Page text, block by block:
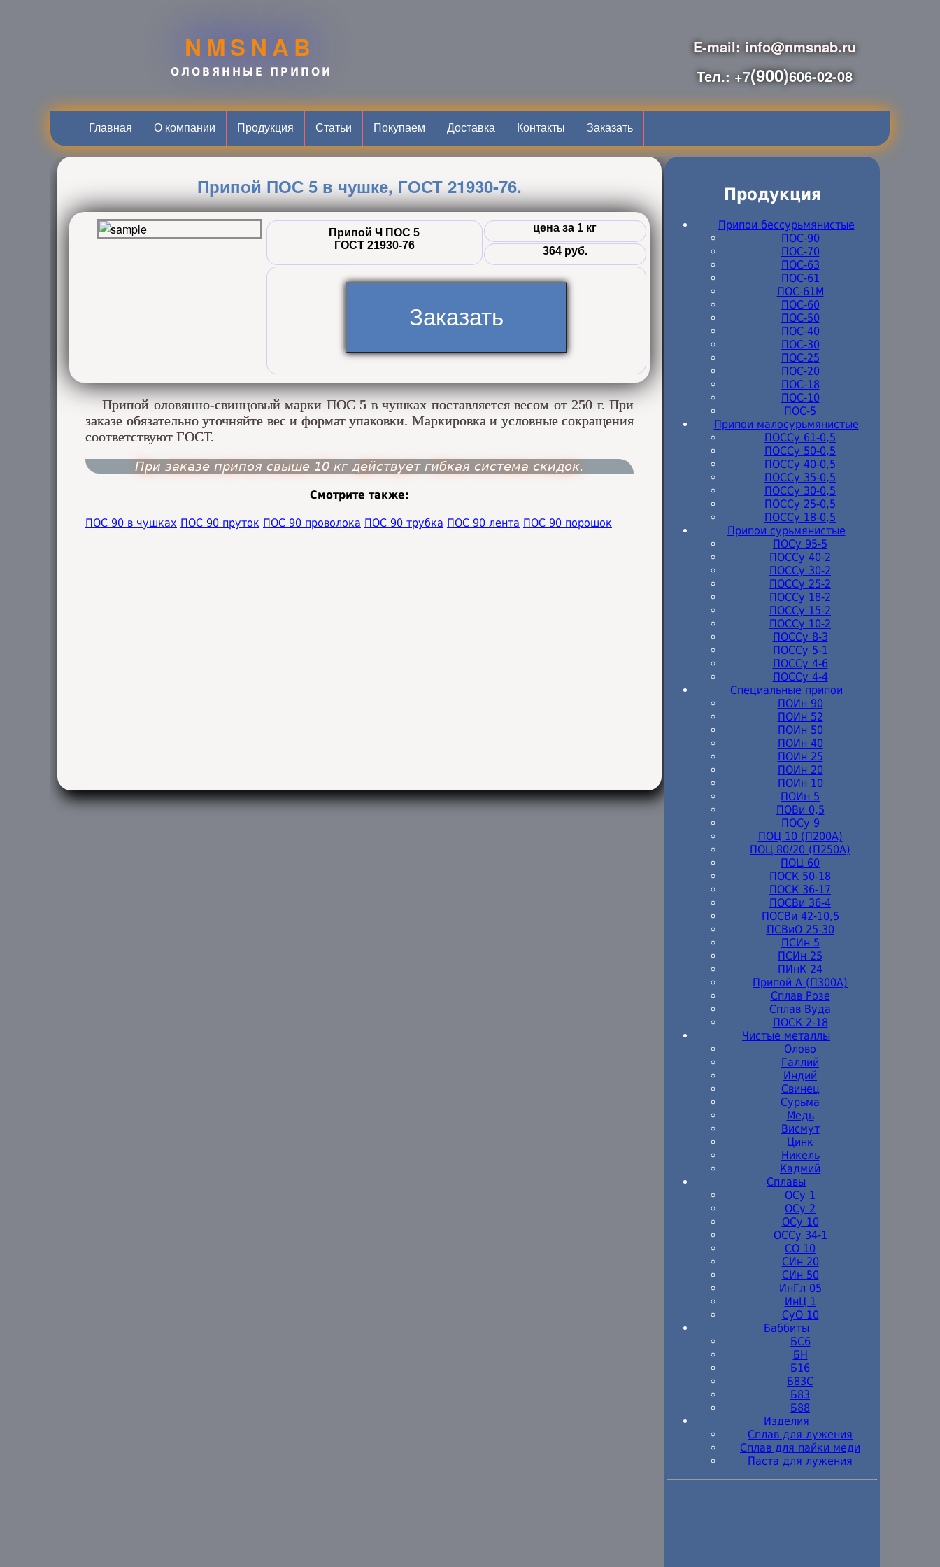
NMSNAB
ОЛОВЯННЫЕ ПРИПОИ
E-mail: info@nmsnab.ru
Тел.: +7(900)606-02-08
Главная О компании Продукция Статьи Покупаем Доставка Контакты Заказать
Продукция
Припои бессурьмянистые
ПОС-90
ПОС-70
ПОС-63
ПОС-61
ПОС-61M
ПОС-60
ПОС-50
ПОС-40
ПОС-30
ПОС-25
ПОС-20
ПОС-18
ПОС-10
ПОС-5
Припои малосурьмянистые
ПОССу 61-0,5
ПОССу 50-0,5
ПОССу 40-0,5
ПОССу 35-0,5
ПОССу 30-0,5
ПОССу 25-0,5
ПОССу 18-0,5
Припои сурьмянистые
ПОСу 95-5
ПОССу 40-2
ПОССу 30-2
ПОССу 25-2
ПОССу 18-2
ПОССу 15-2
ПОССу 10-2
ПОССу 8-3
ПОССу 5-1
ПОССу 4-6
ПОССу 4-4
Специальные припои
ПОИн 90
ПОИн 52
ПОИн 50
ПОИн 40
ПОИн 25
ПОИн 20
ПОИн 10
ПОИн 5
ПОВи 0,5
ПОСу 9
ПОЦ 10 (П200А)
ПОЦ 80/20 (П250А)
ПОЦ 60
ПОСК 50-18
ПОСК 36-17
ПОСВи 36-4
ПОСВи 42-10,5
ПСВиО 25-30
ПСИн 5
ПСИн 25
ПИнК 24
Припой А (П300А)
Сплав Розе
Сплав Вуда
ПОСК 2-18
Чистые металлы
Олово
Галлий
Индий
Свинец
Сурьма
Медь
Висмут
Цинк
Никель
Кадмий
Сплавы
ОСу 1
ОСу 2
ОСу 10
ОССу 34-1
СО 10
СИн 20
СИн 50
ИнГл 05
ИнЦ 1
СуО 10
Баббиты
БС6
БН
Б16
Б83С
Б83
Б88
Изделия
Сплав для лужения
Сплав для пайки меди
Паста для лужения
Припой ПОС 5 в чушке, ГОСТ 21930-76.
Припой Ч ПОС 5
ГОСТ 21930-76
цена за 1 кг
364 руб.
Припой оловянно-свинцовый марки ПОС 5 в чушках поставляется весом от 250 г. При
заказе обязательно уточняйте вес и формат упаковки. Маркировка и условные сокращения
соответствуют ГОСТ.
При заказе припоя свыше 10 кг действует гибкая система скидок.
Смотрите также:
ПОС 90 в чушках ПОС 90 пруток ПОС 90 проволока ПОС 90 трубка ПОС 90 лента ПОС 90 порошок